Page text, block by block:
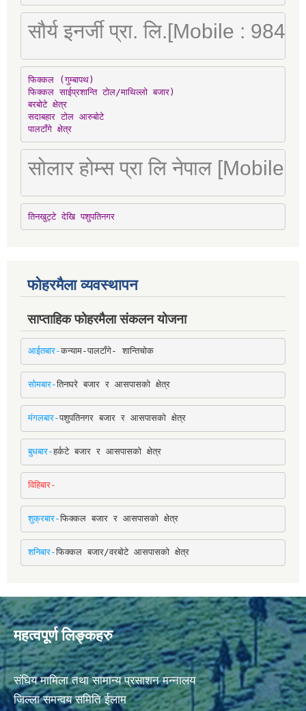
सौर्य इनर्जी प्रा. लि.[Mobile :
फिक्कल (गुम्बापथ)
फिक्कल साईप्रशान्ति टोल/माथिल्लो बजार)
बरबोटे क्षेत्र
सदाबहार टोल आरुबोटे
पालटाँगे क्षेत्र
सोलार होम्स प्रा लि नेपाल [Mobile
तिनखुट्टे देखि पशुपतिनगर
फोहरमैला व्यवस्थापन
साप्ताहिक फोहरमैला संकलन योजना
आईतबार-कन्याम-पालटाँगे- शान्तिचोक
सोमबार-तिनघरे बजार र आसपासको क्षेत्र
मंगलबार-पशुपतिनगर बजार र आसपासको क्षेत्र
बुधबार-हर्कटे बजार र आसपासको क्षेत्र
विहिबार-
शुक्रबार-फिक्कल बजार र आसपासको क्षेत्र
शनिबार-फिक्कल बजार/वरबोटे आसपासको क्षेत्र
महत्वपूर्ण लिङ्कहरु
संघिय मामिला तथा सामान्य प्रसाशन मन्नालय
जिल्ला समन्वय समिति ईलाम